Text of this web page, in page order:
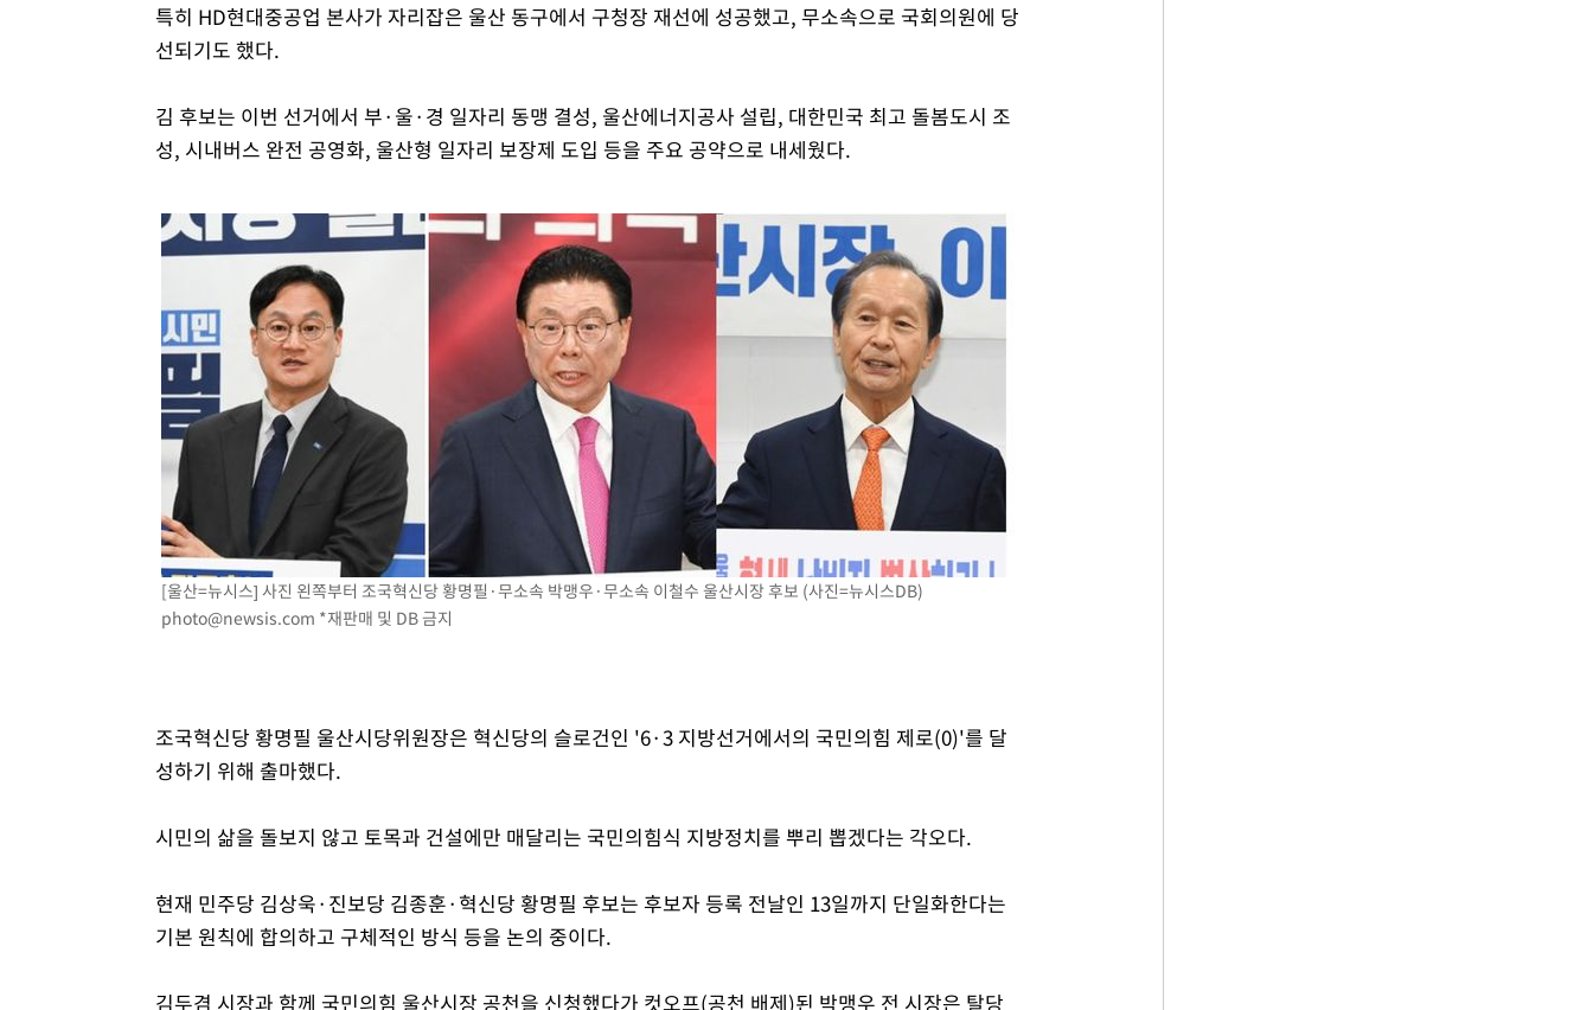
특히 HD현대중공업 본사가 자리잡은 울산 동구에서 구청장 재선에 성공했고, 무소속으로 국회의원에 당
선되기도 했다.
김 후보는 이번 선거에서 부·울·경 일자리 동맹 결성, 울산에너지공사 설립, 대한민국 최고 돌봄도시 조
성, 시내버스 완전 공영화, 울산형 일자리 보장제 도입 등을 주요 공약으로 내세웠다.
[울산=뉴시스] 사진 왼쪽부터 조국혁신당 황명필·무소속 박맹우·무소속 이철수 울산시장 후보 (사진=뉴시스DB)
photo@newsis.com *재판매 및 DB 금지
조국혁신당 황명필 울산시당위원장은 혁신당의 슬로건인 '6·3 지방선거에서의 국민의힘 제로(0)'를 달
성하기 위해 출마했다.
시민의 삶을 돌보지 않고 토목과 건설에만 매달리는 국민의힘식 지방정치를 뿌리 뽑겠다는 각오다.
현재 민주당 김상욱·진보당 김종훈·혁신당 황명필 후보는 후보자 등록 전날인 13일까지 단일화한다는
기본 원칙에 합의하고 구체적인 방식 등을 논의 중이다.
김두겸 시장과 함께 국민의힘 울산시장 공천을 신청했다가 컷오프(공천 배제)된 박맹우 전 시장은 탈당